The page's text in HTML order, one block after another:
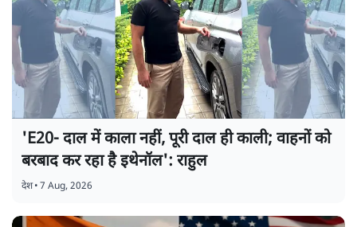
'E20- दाल में काला नहीं, पूरी दाल ही काली; वाहनों को
बरबाद कर रहा है इथेनॉल': राहुल
देश•7 Aug, 2026